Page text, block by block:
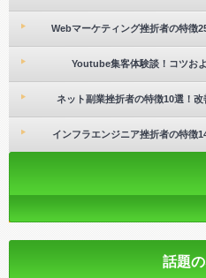
Webマーケティング挫折者の特徴
Youtube集客体験談！コツお
ネット副業挫折者の特徴10選！改
インフラエンジニア挫折者の特徴
話題